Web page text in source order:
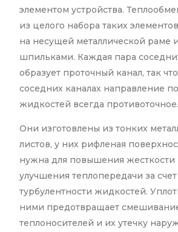
элементом устройства.
из целого набора таких
на несущей металлической раме
шпильками. Каждая пара
образует проточный канал, так
соседних каналах направление
жидкостей всегда противоточное.
Они изготовлены из тонких
листов, у них рифленая
нужна для повышения жесткости
улучшения теплопередачи за
турбулентности жидкостей.
ними предотвращает
теплоносителей и их утечку